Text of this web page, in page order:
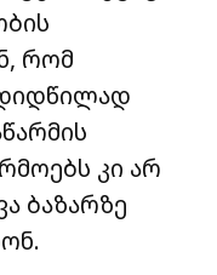
რომ
კი არ
ბაზარზე